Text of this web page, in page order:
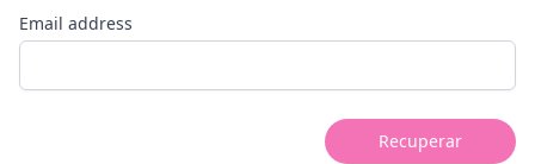
Email address
Recuperar